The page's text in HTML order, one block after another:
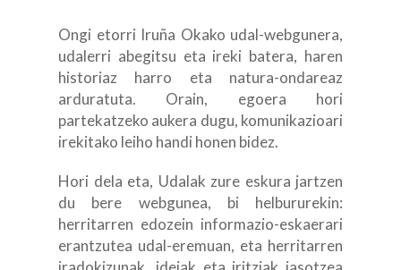
Ongi etorri Iruña Okako udal-webgunera,
udalerri abegitsu eta ireki batera, haren
historiaz harro eta natura-ondareaz
arduratuta. Orain, egoera hori
partekatzeko aukera dugu, komunikazioari
irekitako leiho handi honen bidez.
Hori dela eta, Udalak zure eskura jartzen
du bere webgunea, bi helbururekin:
herritarren edozein informazio-eskaerari
erantzutea udal-eremuan, eta herritarren